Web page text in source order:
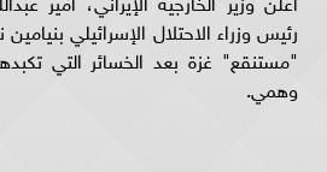
رئيس وزراء الاحتلال الإسرائيلي
"مستنقع" غزة بعد الخسائر التي
وهمي.